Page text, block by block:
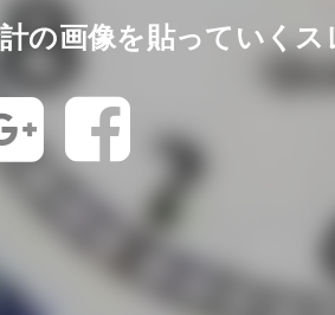
の画像を貼っていくス